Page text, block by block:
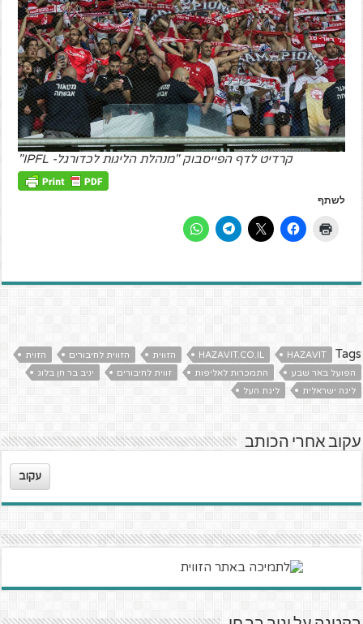
קרדיט לדף הפייסבוק "מנהלת הליגות לכדורגל- IPFL"
לשתף
Tags
HAZAVIT
HAZAVIT.CO.IL הזווית הזווית לחיבורים
הזוית
הפועל באר שבע
התמכרות לאליפות זווית לחיבורים
יניב בר חן בלוג
ליגה ישראלית
ליגת העל
עקוב אחרי הכותב
עקוב